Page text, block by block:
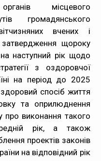
місцевого
громадянського
вчених і
затвердження щороку
наступний рік щодо
з оздоровчої
на період до 2025
спосіб життя
та оприлюднення
виконання такого
рік, а також
проектів законів
на відповідний рік